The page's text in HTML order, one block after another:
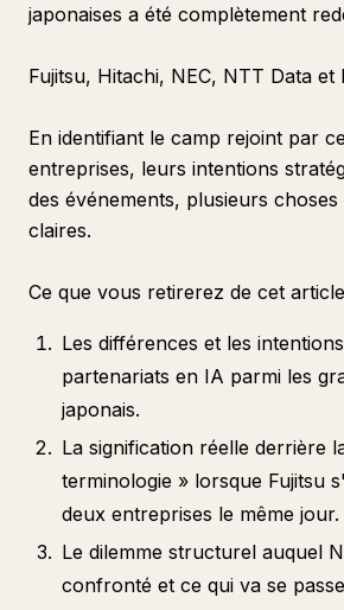
japonaises a été complètement
Fujitsu, Hitachi, NEC, NTT Data et
En identifiant le camp rejoint par
entreprises, leurs intentions
des événements, plusieurs
claires.
Ce que vous retirerez de cet
Les différences et les
partenariats en IA parmi les
japonais.
La signification réelle derrière
terminologie » lorsque Fujitsu
deux entreprises le même jour.
Le dilemme structurel auquel
confronté et ce qui va se